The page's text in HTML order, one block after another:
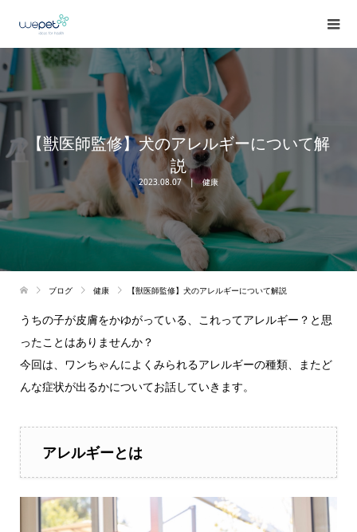
【獣医師監修】犬のアレルギーについて解
説
2023.08.07 健康
ブログ 健康 【獣医師監修】犬のアレルギーについて解説
うちの子が皮膚をかゆがっている、これってアレルギー？と思
ったことはありませんか？
今回は、ワンちゃんによくみられるアレルギーの種類、またど
んな症状が出るかについてお話していきます。
アレルギーとは